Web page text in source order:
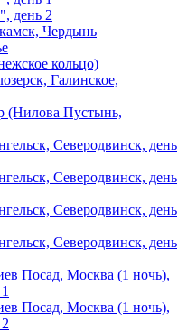
день 2
Чердынь
кольцо)
Галинское,
(Нилова Пустынь,
Северодвинск, день
Северодвинск, день
Северодвинск, день
Северодвинск, день
Посад, Москва (1 ночь),
Посад, Москва (1 ночь),